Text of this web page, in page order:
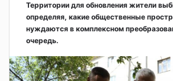
Территории для обновления жители
определяя, какие общественные
нуждаются в комплексном
очередь.